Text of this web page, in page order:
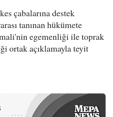
çabalarına destek
tanınan hükümete
egemenliği ile toprak
ortak açıklamayla teyit